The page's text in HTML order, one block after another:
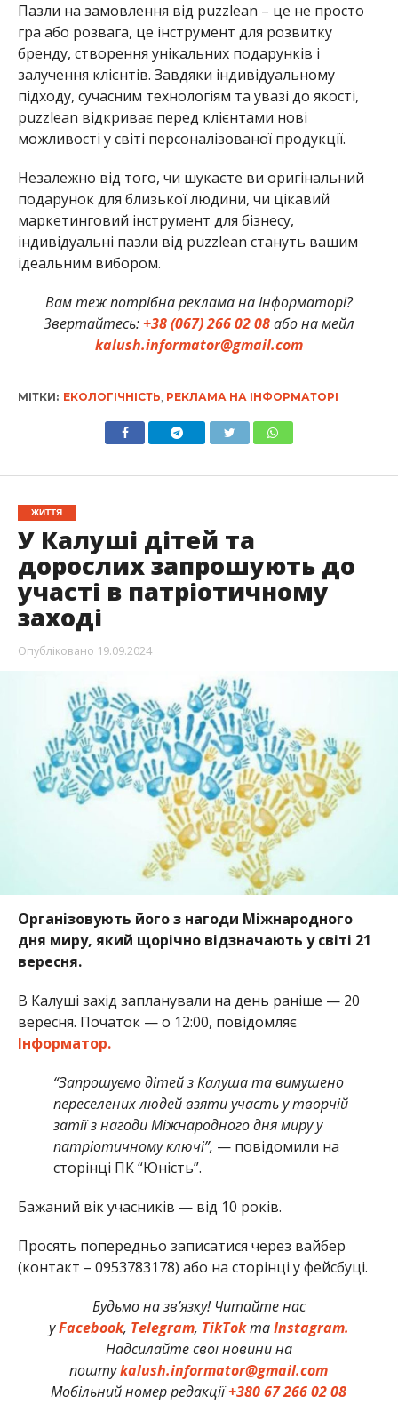
Пазли на замовлення від puzzlean – це не просто
гра або розвага, це інструмент для розвитку
бренду, створення унікальних подарунків і
залучення клієнтів. Завдяки індивідуальному
підходу, сучасним технологіям та увазі до якості,
puzzlean відкриває перед клієнтами нові
можливості у світі персоналізованої продукції.
Незалежно від того, чи шукаєте ви оригінальний
подарунок для близької людини, чи цікавий
маркетинговий інструмент для бізнесу,
індивідуальні пазли від puzzlean стануть вашим
ідеальним вибором.
Вам теж потрібна реклама на Інформаторі?
Звертайтесь:+38 (067) 266 02 08або на мейл
kalush.informator@gmail.com
МІТКИ: ЕКОЛОГІЧНІСТЬ, РЕКЛАМА НА ІНФОРМАТОРІ
ЖИТТЯ
У Калуші дітей та
дорослих запрошують до
участі в патріотичному
заході
Опубліковано 19.09.2024
Організовують його з нагоди Міжнародного
дня миру, який щорічно відзначають у світі 21
вересня.
В Калуші захід запланували на день раніше — 20
вересня. Початок — о 12:00, повідомляє
Інформатор.
“Запрошуємо дітей з Калуша та вимушено
переселених людей взяти участь у творчій
затії з нагоди Міжнародного дня миру у
патріотичному ключі”, — повідомили на
сторінці ПК “Юність”.
Бажаний вік учасників — від 10 років.
Просять попередньо записатися через вайбер
(контакт – 0953783178) або на сторінці у фейсбуці.
Будьмо на зв’язку! Читайте нас
уFacebook, Telegram, TikTokтаInstagram.
Надсилайте свої новини на
поштуkalush.informator@gmail.com
Мобільний номер редакції+380 67 266 02 08